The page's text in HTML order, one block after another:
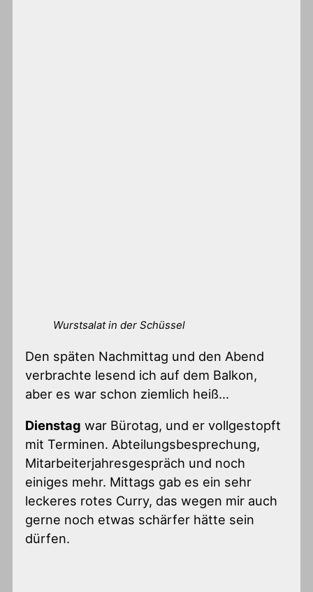
Wurstsalat in der Schüssel
Den späten Nachmittag und den Abend
verbrachte lesend ich auf dem Balkon,
aber es war schon ziemlich heiß…
Dienstag war Bürotag, und er vollgestopft
mit Terminen. Abteilungsbesprechung,
Mitarbeiterjahresgespräch und noch
einiges mehr. Mittags gab es ein sehr
leckeres rotes Curry, das wegen mir auch
gerne noch etwas schärfer hätte sein
dürfen.